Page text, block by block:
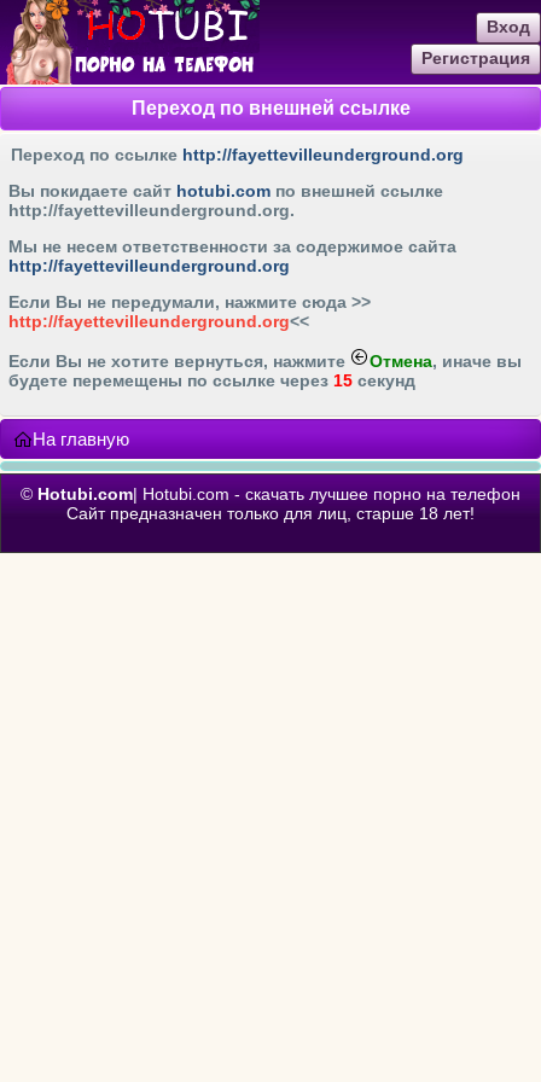
Вход
Регистрация
Переход по внешней ссылке
Переход по ссылке http://fayettevilleunderground.org
Вы покидаете сайт hotubi.com по внешней ссылке
http://fayettevilleunderground.org.
Мы не несем ответственности за содержимое сайта
http://fayettevilleunderground.org
Если Вы не передумали, нажмите cюда >>
http://fayettevilleunderground.org<<
Если Вы не хотите вернуться, нажмите Отмена, иначе вы
будете перемещены по ссылке через 15 секунд
На главную
© Hotubi.com| Hotubi.com - скачать лучшее порно на телефон
Сайт предназначен только для лиц, старше 18 лет!